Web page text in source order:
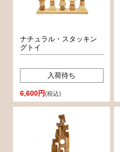
ナチュラル・スタッキン
グトイ
入荷待ち
6,600円(税込)